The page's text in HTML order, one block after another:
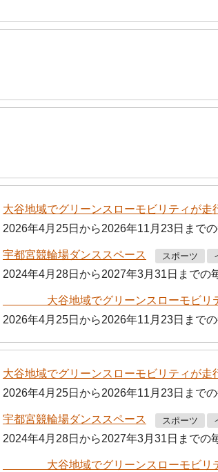
大谷地域でグリーンスローモビリティが走
2026年4月25日から2026年11月23日まで
宇都宮競輪場ダンススペース スポーツ
2024年4月28日から2027年3月31日までの
大谷地域でグリーンスローモビリテ
2026年4月25日から2026年11月23日まで
大谷地域でグリーンスローモビリティが走
2026年4月25日から2026年11月23日まで
宇都宮競輪場ダンススペース スポーツ
2024年4月28日から2027年3月31日までの
大谷地域でグリーンスローモビリテ